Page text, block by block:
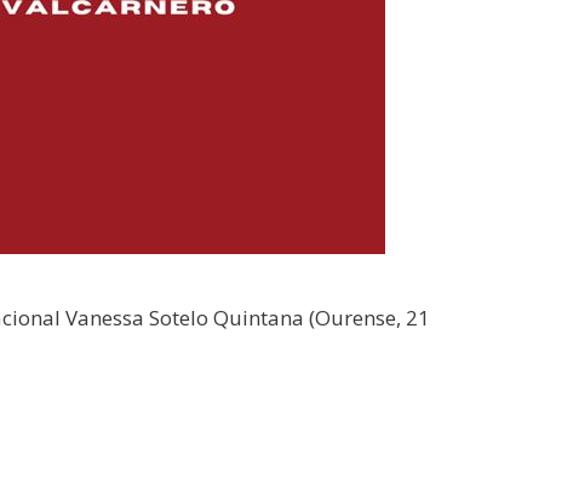
Vanessa Sotelo Quintana (Ourense, 21